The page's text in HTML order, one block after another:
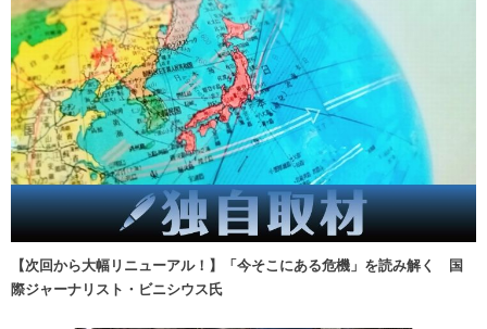
【次回から大幅リニューアル！】「今そこにある危機」を読み解く 国
際ジャーナリスト・ビニシウス氏